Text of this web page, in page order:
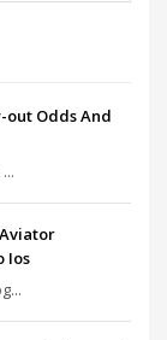
out Odds And
Ios